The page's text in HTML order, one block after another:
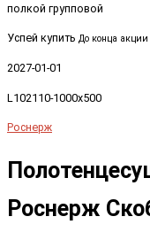
Успей купить До конца акции
2027-01-01
L102110-1000x500
Роснерж
Роснерж